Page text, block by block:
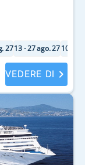
2713 - 27 ago. 2710 - 24
VEDERE DI